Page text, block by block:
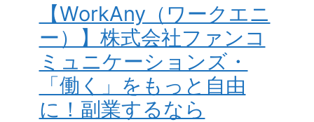
【WorkAny（ワークエニ
ー）】株式会社ファンコ
ミュニケーションズ・
「働く」をもっと自由
に！副業するなら